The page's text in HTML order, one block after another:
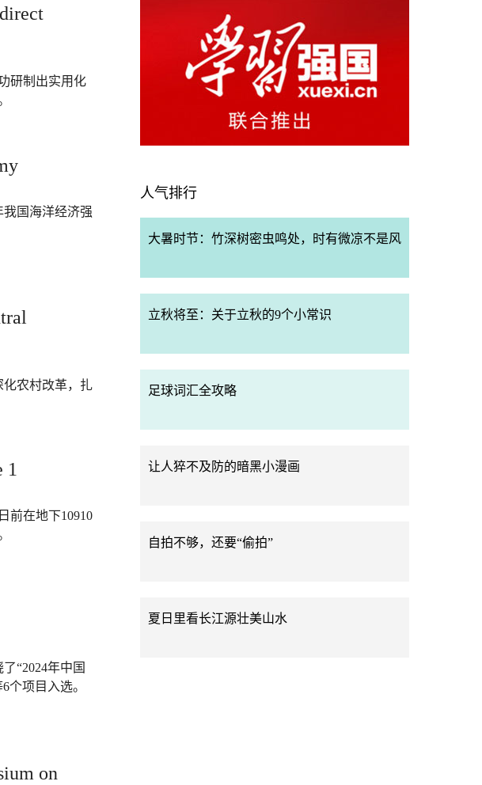
研制出实用化
我国海洋经济强
化农村改革，扎
1
前在地下10910
“2024年中国
个项目入选。
on
人气排行
大暑时节：竹深树密虫鸣处，时有微凉不是风
立秋将至：关于立秋的9个小常识
足球词汇全攻略
让人猝不及防的暗黑小漫画
自拍不够，还要“偷拍”
夏日里看长江源壮美山水